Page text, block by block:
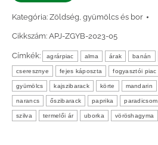
Kategória: Zöldség, gyümölcs és bor
Cikkszám: APJ-ZGYB-2023-05
Címkék: agrárpiac alma árak banán
cseresznye fejes káposzta fogyasztói piac
gyümölcs kajszibarack körte mandarin
narancs őszibarack paprika paradicsom
szilva termelői ár uborka vöröshagyma